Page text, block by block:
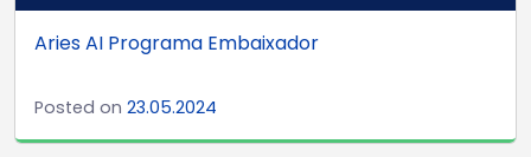
Aries AI Programa Embaixador
Posted on 23.05.2024